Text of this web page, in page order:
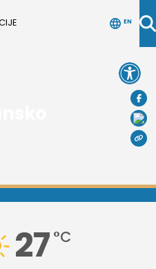
EN
27 °C